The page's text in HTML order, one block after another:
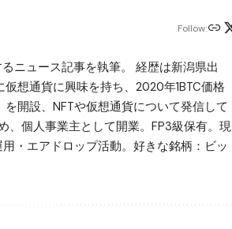
Follow:
ニュース記事を執筆。 経歴は新潟県出
想通貨に興味を持ち、2020年1BTC価格
開設、NFTや仮想通貨について発信して
、個人事業主として開業。FP3級保有。現
・エアドロップ活動。好きな銘柄：ビッ